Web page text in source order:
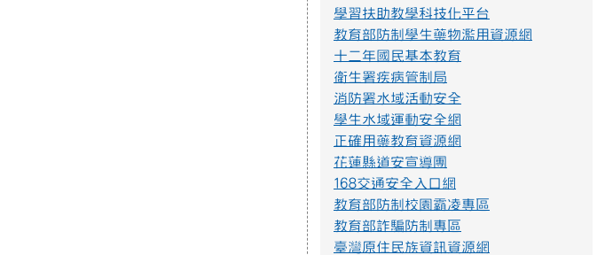
學習扶助教學科技化平台
教育部防制學生藥物濫用資源網
十二年國民基本教育
衛生署疾病管制局
消防署水域活動安全
學生水域運動安全網
正確用藥教育資源網
花蓮縣道安宣導團
168交通安全入口網
教育部防制校園霸凌專區
教育部詐騙防制專區
臺灣原住民族資訊資源網